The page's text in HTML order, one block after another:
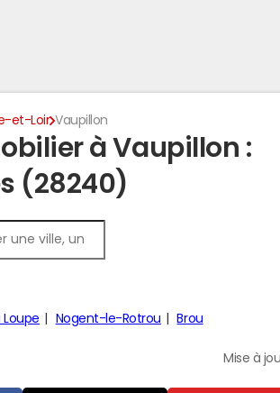
et-Loir Vaupillon
à Vaupillon :
(28240)
Loupe Nogent-le-Rotrou Brou
Mise à